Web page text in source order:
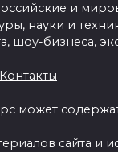
и
науки и
шоу-бизнеса,
Контакты
может
сайта и